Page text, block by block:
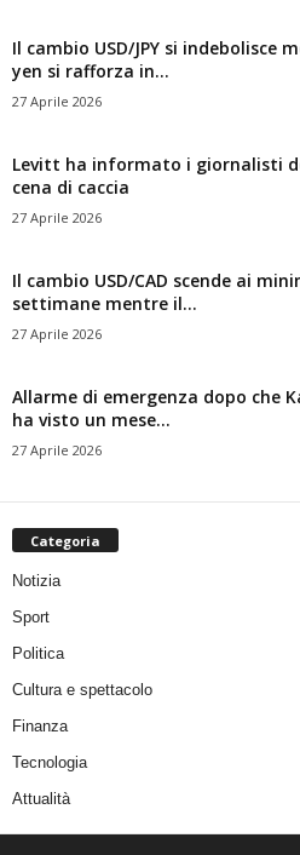
Il cambio USD/JPY si indebolisce
yen si rafforza in...
27 Aprile 2026
Levitt ha informato i giornalisti
cena di caccia
27 Aprile 2026
Il cambio USD/CAD scende ai
settimane mentre il...
27 Aprile 2026
Allarme di emergenza dopo che
ha visto un mese...
27 Aprile 2026
Categoria
Notizia
Sport
Politica
Cultura e spettacolo
Finanza
Tecnologia
Attualità